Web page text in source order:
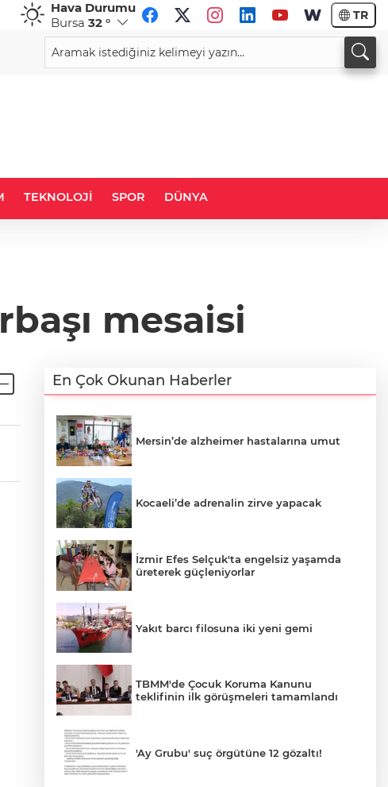
Hava Durumu
Bursa 32 ° TR
GBP
64,2233 %0,10
58,7274
TEKNOLOJİ SPOR DÜNYA
mesaisi
En Çok Okunan Haberler
Mersin’de alzheimer hastalarına umut
Kocaeli’de adrenalin zirve yapacak
İzmir Efes Selçuk'ta engelsiz yaşamda
üreterek güçleniyorlar
Yakıt barcı filosuna iki yeni gemi
TBMM'de Çocuk Koruma Kanunu
teklifinin ilk görüşmeleri tamamlandı
'Ay Grubu' suç örgütüne 12 gözaltı!